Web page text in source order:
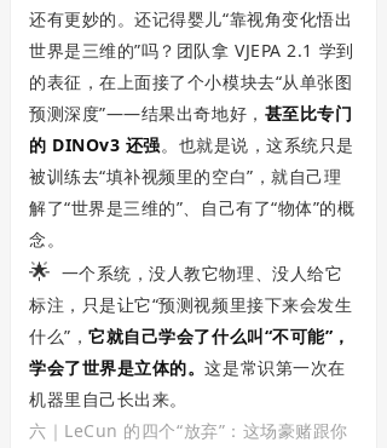
还有更妙的。还记得婴儿“靠视角变化悟出
世界是三维的”吗？团队拿 VJEPA 2.1 学到
的表征，在上面接了个小模块去“从单张图
预测深度”——结果出奇地好， 甚至比专门
的 DINOv3 还强。也就是说，这系统只是
被训练去“填补视频里的空白”，就自己理
解了“世界是三维的”、自己有了“物体”的概
念。
🌟 一个系统，没人教它物理、没人给它
标注，只是让它“预测视频里接下来会发生
什么”，它就自己学会了什么叫“不可能”，
学会了世界是立体的。这是常识第一次在
机器里自己长出来。
六｜LeCun 的四个“放弃”：这场豪赌跟你